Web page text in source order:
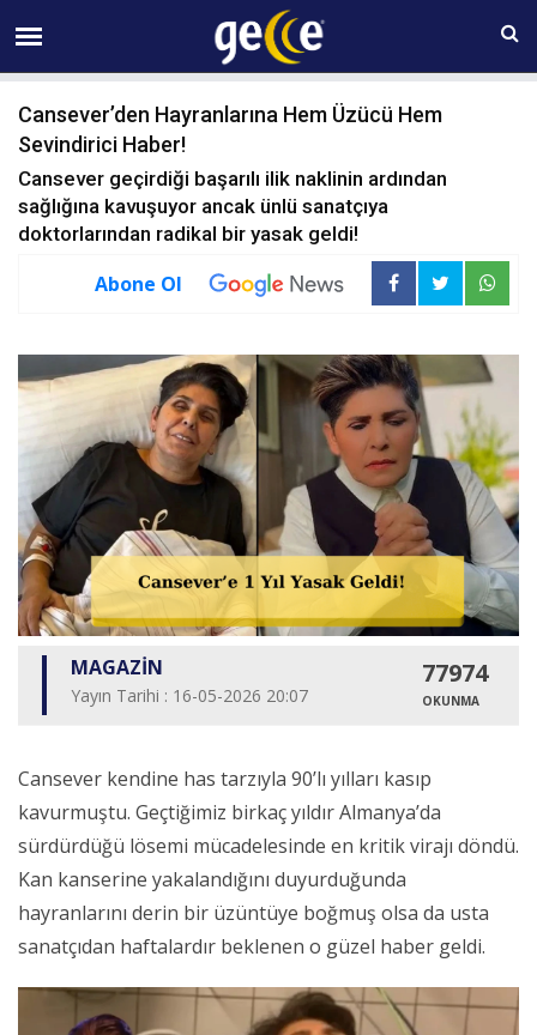
07 AĞUSTOS Cuma 09:46
Cansever’den Hayranlarına Hem Üzücü Hem
Sevindirici Haber!
Cansever geçirdiği başarılı ilik naklinin ardından
sağlığına kavuşuyor ancak ünlü sanatçıya
doktorlarından radikal bir yasak geldi!
Abone Ol
MAGAZİN
Yayın Tarihi : 16-05-2026 20:07
77974
OKUNMA
Cansever kendine has tarzıyla 90’lı yılları kasıp
kavurmuştu. Geçtiğimiz birkaç yıldır Almanya’da
sürdürdüğü lösemi mücadelesinde en kritik virajı döndü.
Kan kanserine yakalandığını duyurduğunda
hayranlarını derin bir üzüntüye boğmuş olsa da usta
sanatçıdan haftalardır beklenen o güzel haber geldi.